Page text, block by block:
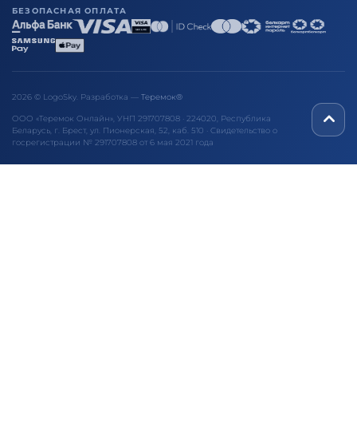
БЕЗОПАСНАЯ ОПЛАТА
2026 © LogoSky. Разработка — Теремок®
ООО «Теремок Онлайн», УНП 291707808 · 224020, Республика
Беларусь, г. Брест, ул. Пионерская, 52, каб. 510 · Свидетельство о
госрегистрации № 291707808 от 6 мая 2021 года